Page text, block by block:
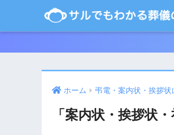
ホーム 弔電・案内状・挨拶状
「案内状・挨拶状